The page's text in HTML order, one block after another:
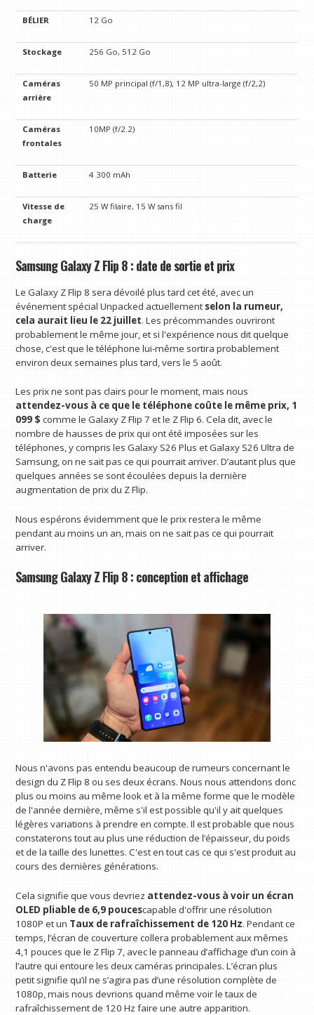
BÉLIER 12 Go
Stockage 256 Go, 512 Go
Caméras
arrière
50 MP principal (f/1,8), 12 MP ultra-large (f/2,2)
Caméras
frontales
10MP (f/2.2)
Batterie 4 300 mAh
Vitesse de
charge
25 W filaire, 15 W sans fil
Samsung Galaxy Z Flip 8 : date de sortie et prix
Le Galaxy Z Flip 8 sera dévoilé plus tard cet été, avec un
événement spécial Unpacked actuellement selon la rumeur,
cela aurait lieu le 22 juillet. Les précommandes ouvriront
probablement le même jour, et si l'expérience nous dit quelque
chose, c'est que le téléphone lui-même sortira probablement
environ deux semaines plus tard, vers le 5 août.
Les prix ne sont pas clairs pour le moment, mais nous
attendez-vous à ce que le téléphone coûte le même prix, 1
099 $ comme le Galaxy Z Flip 7 et le Z Flip 6. Cela dit, avec le
nombre de hausses de prix qui ont été imposées sur les
téléphones, y compris les Galaxy S26 Plus et Galaxy S26 Ultra de
Samsung, on ne sait pas ce qui pourrait arriver. D’autant plus que
quelques années se sont écoulées depuis la dernière
augmentation de prix du Z Flip.
Nous espérons évidemment que le prix restera le même
pendant au moins un an, mais on ne sait pas ce qui pourrait
arriver.
Samsung Galaxy Z Flip 8 : conception et affichage
Nous n'avons pas entendu beaucoup de rumeurs concernant le
design du Z Flip 8 ou ses deux écrans. Nous nous attendons donc
plus ou moins au même look et à la même forme que le modèle
de l'année dernière, même s'il est possible qu'il y ait quelques
légères variations à prendre en compte. Il est probable que nous
constaterons tout au plus une réduction de l’épaisseur, du poids
et de la taille des lunettes. C'est en tout cas ce qui s'est produit au
cours des dernières générations.
Cela signifie que vous devriez attendez-vous à voir un écran
OLED pliable de 6,9 ​​poucescapable d'offrir une résolution
1080P et un Taux de rafraîchissement de 120 Hz. Pendant ce
temps, l’écran de couverture collera probablement aux mêmes
4,1 pouces que le Z Flip 7, avec le panneau d’affichage d’un coin à
l’autre qui entoure les deux caméras principales. L’écran plus
petit signifie qu’il ne s’agira pas d’une résolution complète de
1080p, mais nous devrions quand même voir le taux de
rafraîchissement de 120 Hz faire une autre apparition.